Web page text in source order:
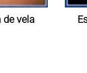
de vela